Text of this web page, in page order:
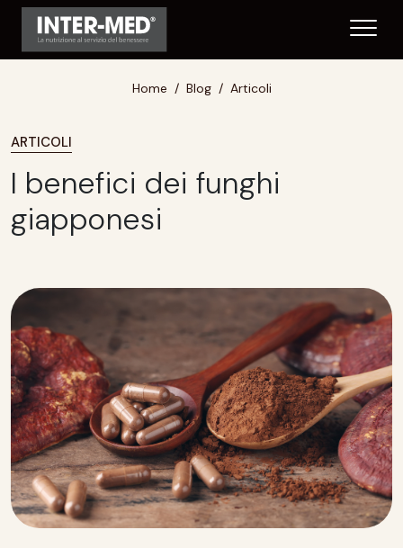
Home Blog Articoli
ARTICOLI
I benefici dei funghi
giapponesi